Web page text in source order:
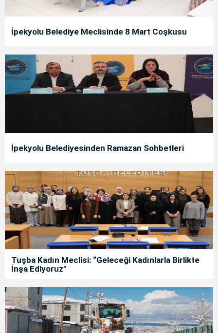
İpekyolu Belediye Meclisinde 8 Mart Coşkusu
İpekyolu Belediyesinden Ramazan Sohbetleri
Tuşba Kadın Meclisi: “Geleceği Kadınlarla Birlikte
İnşa Ediyoruz"